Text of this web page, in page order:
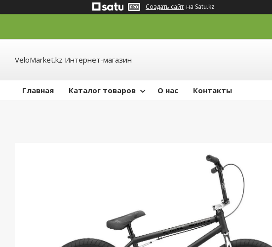
Создать сайт на Satu.kz
VeloMarket.kz Интернет-магазин
Главная Каталог товаров О нас Контакты